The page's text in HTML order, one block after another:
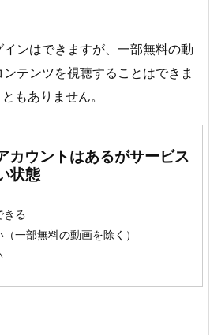
ンはできますが、一部無料の動
テンツを視聴することはできま
もありません。
カウントはあるがサービス
状態
きる
一部無料の動画を除く）